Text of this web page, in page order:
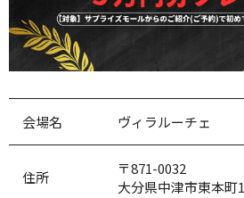
会場名 ヴィラルーチェ
住所
〒871-0032
大分県中津市東本町1